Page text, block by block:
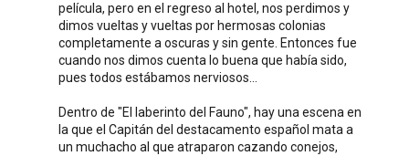
película, pero en el regreso al hotel, nos perdimos y
dimos vueltas y vueltas por hermosas colonias
completamente a oscuras y sin gente. Entonces fue
cuando nos dimos cuenta lo buena que había sido,
pues todos estábamos nerviosos...
Dentro de "El laberinto del Fauno", hay una escena en
la que el Capitán del destacamento español mata a
un muchacho al que atraparon cazando conejos,